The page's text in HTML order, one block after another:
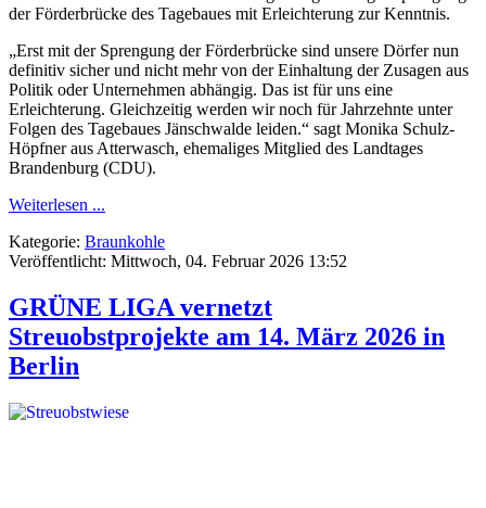
der Förderbrücke des Tagebaues mit Erleichterung zur Kenntnis.
„Erst mit der Sprengung der Förderbrücke sind unsere Dörfer nun
definitiv sicher und nicht mehr von der Einhaltung der Zusagen aus
Politik oder Unternehmen abhängig. Das ist für uns eine
Erleichterung. Gleichzeitig werden wir noch für Jahrzehnte unter
Folgen des Tagebaues Jänschwalde leiden.“ sagt Monika Schulz-
Höpfner aus Atterwasch, ehemaliges Mitglied des Landtages
Brandenburg (CDU).
Weiterlesen ...
Kategorie: Braunkohle
Veröffentlicht: Mittwoch, 04. Februar 2026 13:52
GRÜNE LIGA vernetzt
Streuobstprojekte am 14. März 2026 in
Berlin